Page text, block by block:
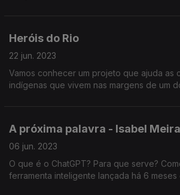
Heróis do Rio
22 jun. 2023
Vamos conhecer um projeto que ajuda as
indígenas que vivem nas margens de um
A próxima palavra - Isabel Meira
06 jun. 2023
O que é o ChatGPT? Para que serve?
ferramenta inteligente lançada há 6 meses